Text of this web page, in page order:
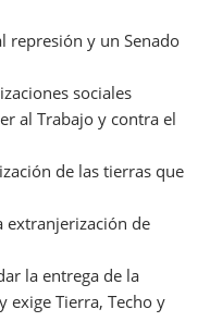
represión y un Senado
sociales
al Trabajo y contra el
de las tierras que
extranjerización de
la entrega de la
exige Tierra, Techo y